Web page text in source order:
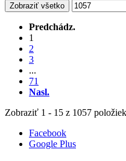
Zobraziť všetko
Predchádz.
1
2
3
...
71
Nasl.
Zobraziť 1 - 15 z 1057 položiek
Facebook
Google Plus